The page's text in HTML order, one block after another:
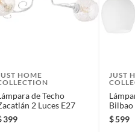
HOME
de Techo
2 Luces E27
399
JUST
Bilbao
Plata
$599